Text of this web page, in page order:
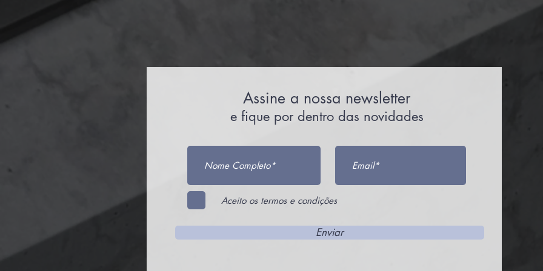
Assine a nossa newsletter
e fique por dentro das novidades
Aceito os termos e condições
Enviar